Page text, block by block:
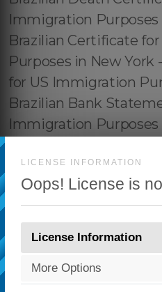
LICENSE INFORMATION
Oops! License is
License Information
More Options